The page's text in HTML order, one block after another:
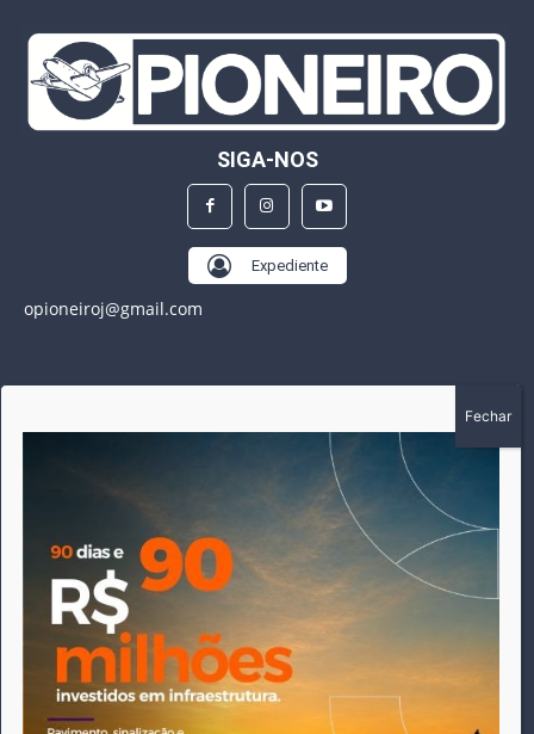
SIGA-NOS
Expediente
opioneiroj@gmail.com
A história do Pioneiro inicia em fevereiro de 2005 em
Canarana - MT, na época, como um jornal impresso
semanal, que chegou a possuir mil assinantes. Durante 15
anos, foram publicadas 691 edições que narraram os
acontecimentos políticos, policiais e cotidianos de Canarana
e região. Fiel a sua origem, pautado sempre pela busca
incessante da imparcialidade, faz jus a sua logo, com o
característico "avião da praça" de Canarana, sendo o
símbolo do comprometimento deste veículo de comunicação
com o relato dos fatos neste município. Em 06 de dezembro
de 2019 circulou a última edição impressa do jornal, que